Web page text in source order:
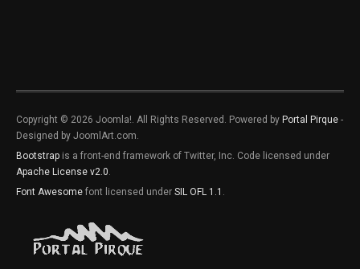
Copyright © 2026 Joomla!. All Rights Reserved. Powered by Portal Pirque -
Designed by JoomlArt.com.
Bootstrap is a front-end framework of Twitter, Inc. Code licensed under
Apache License v2.0
Font Awesome font licensed under SIL OFL 1.1